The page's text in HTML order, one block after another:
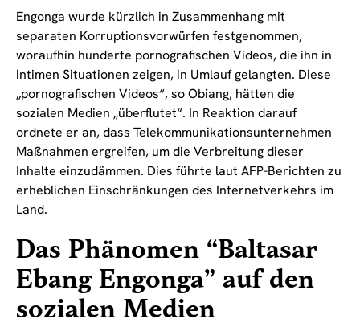
Engonga wurde kürzlich in Zusammenhang mit
separaten Korruptionsvorwürfen festgenommen,
woraufhin hunderte pornografischen Videos, die ihn in
intimen Situationen zeigen, in Umlauf gelangten. Diese
„pornografischen Videos“, so Obiang, hätten die
sozialen Medien „überflutet“. In Reaktion darauf
ordnete er an, dass Telekommunikationsunternehmen
Maßnahmen ergreifen, um die Verbreitung dieser
Inhalte einzudämmen. Dies führte laut AFP-Berichten zu
erheblichen Einschränkungen des Internetverkehrs im
Land.
Das Phänomen “Baltasar
Ebang Engonga” auf den
sozialen Medien